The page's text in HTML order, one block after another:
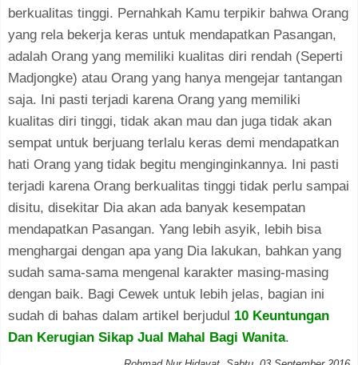
berkualitas tinggi. Pernahkah Kamu terpikir bahwa Orang
yang rela bekerja keras untuk mendapatkan Pasangan,
adalah Orang yang memiliki kualitas diri rendah (Seperti
Madjongke) atau Orang yang hanya mengejar tantangan
saja. Ini pasti terjadi karena Orang yang memiliki
kualitas diri tinggi, tidak akan mau dan juga tidak akan
sempat untuk berjuang terlalu keras demi mendapatkan
hati Orang yang tidak begitu menginginkannya. Ini pasti
terjadi karena Orang berkualitas tinggi tidak perlu sampai
disitu, disekitar Dia akan ada banyak kesempatan
mendapatkan Pasangan. Yang lebih asyik, lebih bisa
menghargai dengan apa yang Dia lakukan, bahkan yang
sudah sama-sama mengenal karakter masing-masing
dengan baik. Bagi Cewek untuk lebih jelas, bagian ini
sudah di bahas dalam artikel berjudul 10 Keuntungan
Dan Kerugian Sikap Jual Mahal Bagi Wanita.